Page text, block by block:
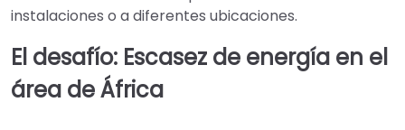
instalaciones o a diferentes ubicaciones.
El desafío: Escasez de energía en el
área de África